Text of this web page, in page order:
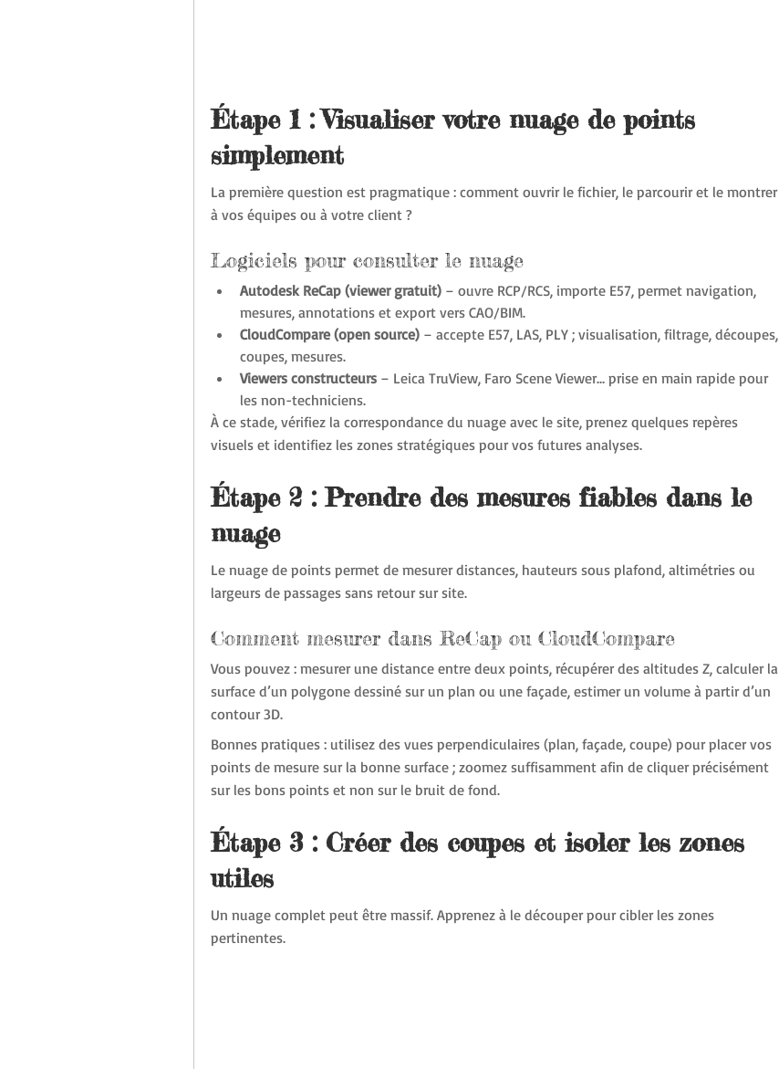
Étape 1 : Visualiser votre nuage de points
simplement
La première question est pragmatique : comment ouvrir le fichier, le parcourir et le montrer
à vos équipes ou à votre client ?
Logiciels pour consulter le nuage
Autodesk ReCap (viewer gratuit) – ouvre RCP/RCS, importe E57, permet navigation,
mesures, annotations et export vers CAO/BIM.
CloudCompare (open source) – accepte E57, LAS, PLY ; visualisation, filtrage, découpes,
coupes, mesures.
Viewers constructeurs – Leica TruView, Faro Scene Viewer… prise en main rapide pour
les non-techniciens.
À ce stade, vérifiez la correspondance du nuage avec le site, prenez quelques repères
visuels et identifiez les zones stratégiques pour vos futures analyses.
Étape 2 : Prendre des mesures fiables dans le
nuage
Le nuage de points permet de mesurer distances, hauteurs sous plafond, altimétries ou
largeurs de passages sans retour sur site.
Comment mesurer dans ReCap ou CloudCompare
Vous pouvez : mesurer une distance entre deux points, récupérer des altitudes Z, calculer la
surface d’un polygone dessiné sur un plan ou une façade, estimer un volume à partir d’un
contour 3D.
Bonnes pratiques : utilisez des vues perpendiculaires (plan, façade, coupe) pour placer vos
points de mesure sur la bonne surface ; zoomez suffisamment afin de cliquer précisément
sur les bons points et non sur le bruit de fond.
Étape 3 : Créer des coupes et isoler les zones
utiles
Un nuage complet peut être massif. Apprenez à le découper pour cibler les zones
pertinentes.